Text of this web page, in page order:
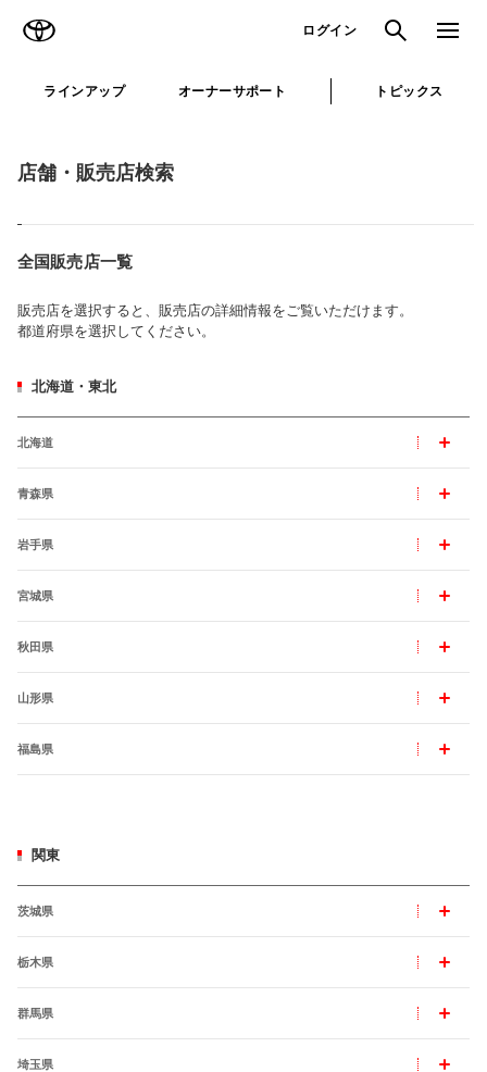
ログイン 検索 メニュ
ラインアップ オーナーサポート トピックス
店舗・販売店検索
全国販売店一覧
販売店を選択すると、販売店の詳細情報をご覧いただけます。
都道府県を選択してください。
北海道・東北
北海道
青森県
岩手県
宮城県
秋田県
山形県
福島県
関東
茨城県
栃木県
群馬県
埼玉県